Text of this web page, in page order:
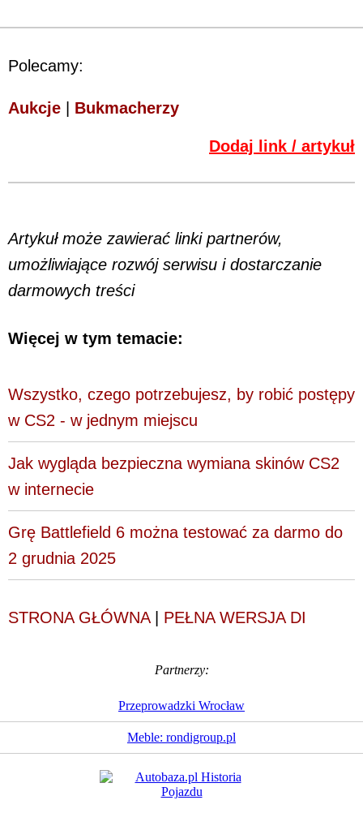
Polecamy:
Aukcje Bukmacherzy
Dodaj link / artykuł
Artykuł może zawierać linki partnerów,
umożliwiające rozwój serwisu i dostarczanie
darmowych treści
Więcej w tym temacie:
Wszystko, czego potrzebujesz, by robić postępy
w CS2 - w jednym miejscu
Jak wygląda bezpieczna wymiana skinów CS2
w internecie
Grę Battlefield 6 można testować za darmo do
2 grudnia 2025
STRONA GŁÓWNA| PEŁNA WERSJA DI
Partnerzy:
Przeprowadzki Wrocław
Meble: rondigroup.pl